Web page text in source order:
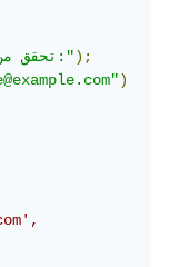
"تحقق من البريد الإلكتروني 1:");
)